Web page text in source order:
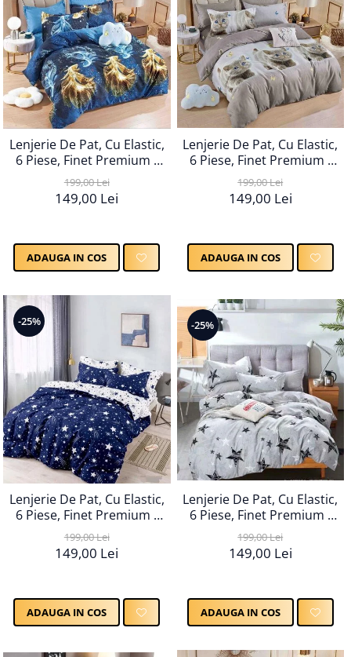
Lenjerie De Pat, Cu Elastic,
6 Piese, Finet Premium -
LPBF6PE57
199,00 Lei
149,00 Lei
ADAUGA IN COS
Lenjerie De Pat, Cu Elastic,
6 Piese, Finet Premium -
LPBF6PE58
199,00 Lei
149,00 Lei
ADAUGA IN COS
-25%
Lenjerie De Pat, Cu Elastic,
6 Piese, Finet Premium -
LPBF6PE95
199,00 Lei
149,00 Lei
ADAUGA IN COS
-25%
Lenjerie De Pat, Cu Elastic,
6 Piese, Finet Premium -
LPBF6PE96
199,00 Lei
149,00 Lei
ADAUGA IN COS